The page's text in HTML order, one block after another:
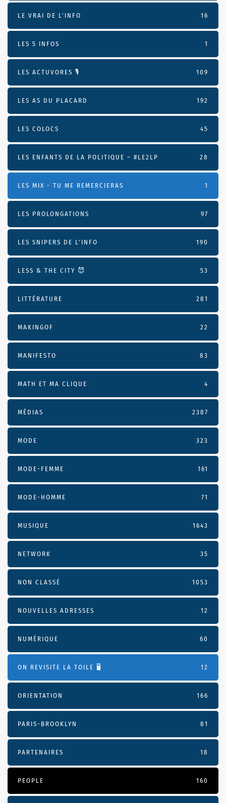
LE VRAI DE L’INFO 16
LES 5 INFOS 1
LES ACTUVORES 🎙 109
LES AS DU PLACARD 192
LES COLOCS 45
LES ENFANTS DE LA POLITIQUE – #LE2LP 28
LES MIX - TU ME REMERCIERAS 1
LES PROLONGATIONS 97
LES SNIPERS DE L’INFO 190
LESS & THE CITY 😈 53
LITTÉRATURE 281
MAKINGOF 22
MANIFESTO 83
MATH ET MA CLIQUE 4
MÉDIAS 2387
MODE 323
MODE-FEMME 161
MODE-HOMME 71
MUSIQUE 1643
NETWORK 35
NON CLASSÉ 1053
NOUVELLES ADRESSES 12
NUMÉRIQUE 60
ON REVISITE LA TOILE 🖥️ 12
ORIENTATION 166
PARIS-BROOKLYN 81
PARTENAIRES 18
PEOPLE 160